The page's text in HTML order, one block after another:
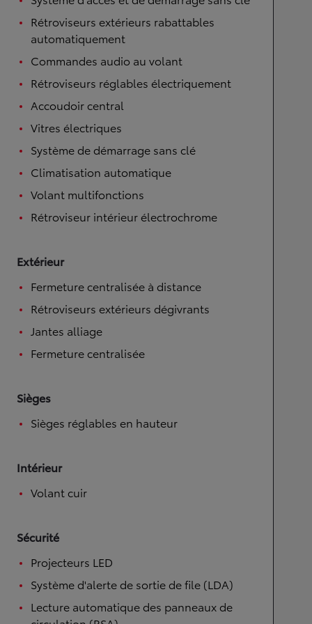
Rétroviseurs extérieurs rabattables
automatiquement
Commandes audio au volant
Rétroviseurs réglables électriquement
Accoudoir central
Vitres électriques
Système de démarrage sans clé
Climatisation automatique
Volant multifonctions
Rétroviseur intérieur électrochrome
Extérieur
Fermeture centralisée à distance
Rétroviseurs extérieurs dégivrants
Jantes alliage
Fermeture centralisée
Sièges
Sièges réglables en hauteur
Intérieur
Volant cuir
Sécurité
Projecteurs LED
Système d'alerte de sortie de file (LDA)
Lecture automatique des panneaux de